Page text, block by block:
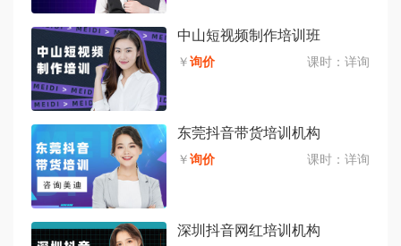
中山短视频制作培训班
￥询价 课时： 详询
东莞抖音带货培训机构
￥询价 课时： 详询
深圳抖音网红培训机构